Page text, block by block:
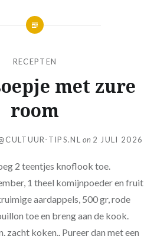
RECEPTEN
met zure
room
TIPS.NL on 2 JULI 2026
2 teentjes knoflook toe.
1 theel komijnpoeder en fruit
aardappels, 500 gr, rode
toe en breng aan de kook.
zacht koken.. Pureer dan met een